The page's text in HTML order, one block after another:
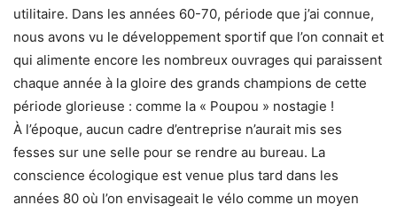
utilitaire. Dans les années 60-70, période que j’ai connue,
nous avons vu le développement sportif que l’on connait et
qui alimente encore les nombreux ouvrages qui paraissent
chaque année à la gloire des grands champions de cette
période glorieuse : comme la « Poupou » nostagie !
À l’époque, aucun cadre d’entreprise n’aurait mis ses
fesses sur une selle pour se rendre au bureau. La
conscience écologique est venue plus tard dans les
années 80 où l’on envisageait le vélo comme un moyen